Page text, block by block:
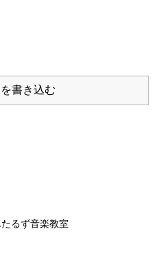
書き込む
るず音楽教室